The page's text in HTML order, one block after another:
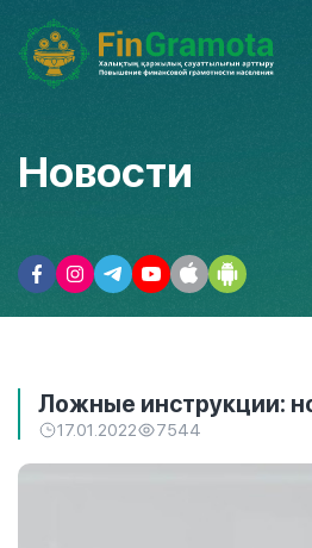
Новости
Ложные инструкции:
17.01.2022 7544